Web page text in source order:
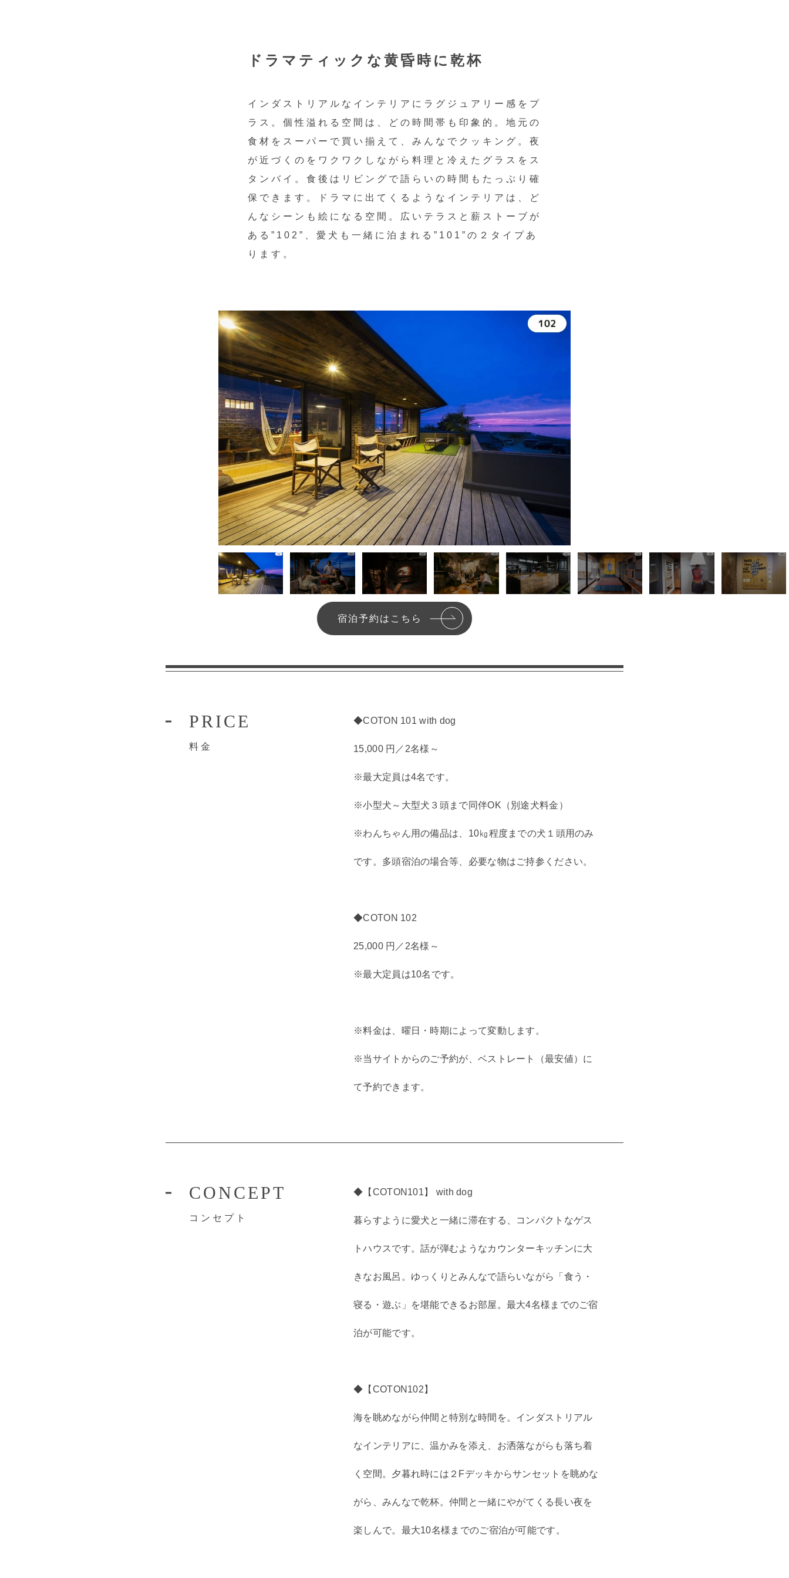
ドラマティックな黄昏時に乾杯
インダストリアルなインテリアにラグジュアリー感をプ
ラス。個性溢れる空間は、どの時間帯も印象的。地元の
食材をスーパーで買い揃えて、みんなでクッキング。夜
が近づくのをワクワクしながら料理と冷えたグラスをス
タンバイ。食後はリビングで語らいの時間もたっぷり確
保できます。ドラマに出てくるようなインテリアは、ど
んなシーンも絵になる空間。広いテラスと薪ストーブが
ある”102”、愛犬も一緒に泊まれる”101”の２タイプあ
ります。
宿泊予約はこちら
PRICE
料金
◆COTON 101 with dog
15,000 円／2名様～
※最大定員は4名です。
※小型犬～大型犬３頭まで同伴OK（別途犬料金）
※わんちゃん用の備品は、10㎏程度までの犬１頭用のみ
です。多頭宿泊の場合等、必要な物はご持参ください。
◆COTON 102
25,000 円／2名様～
※最大定員は10名です。
※料金は、曜日・時期によって変動します。
※当サイトからのご予約が、ベストレート（最安値）に
て予約できます。
CONCEPT
コンセプト
◆【COTON101】 with dog
暮らすように愛犬と一緒に滞在する、コンパクトなゲス
トハウスです。話が弾むようなカウンターキッチンに大
きなお風呂。ゆっくりとみんなで語らいながら「食う・
寝る・遊ぶ」を堪能できるお部屋。最大4名様までのご宿
泊が可能です。
◆【COTON102】
海を眺めながら仲間と特別な時間を。インダストリアル
なインテリアに、温かみを添え、お洒落ながらも落ち着
く空間。夕暮れ時には２Fデッキからサンセットを眺めな
がら、みんなで乾杯。仲間と一緒にやがてくる長い夜を
楽しんで。最大10名様までのご宿泊が可能です。